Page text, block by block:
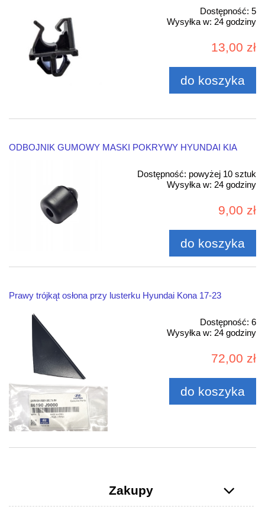
Dostępność: 5
Wysyłka w: 24 godziny
13,00 zł
do koszyka
ODBOJNIK GUMOWY MASKI POKRYWY HYUNDAI KIA
Dostępność: powyżej 10 sztuk
Wysyłka w: 24 godziny
9,00 zł
do koszyka
Prawy trójkąt osłona przy lusterku Hyundai Kona 17-23
Dostępność: 6
Wysyłka w: 24 godziny
72,00 zł
do koszyka
Zakupy